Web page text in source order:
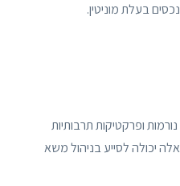
בעלת מוניטין.
ופרקטיקות תרבותיות
יכולה לסייע בניהול משא